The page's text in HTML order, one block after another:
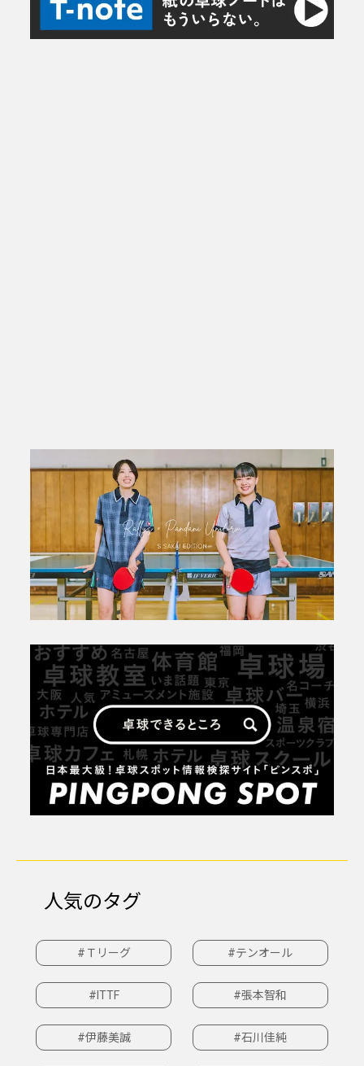
人気のタグ
#Ｔリーグ #テンオール
#ITTF #張本智和
#伊藤美誠 #石川佳純